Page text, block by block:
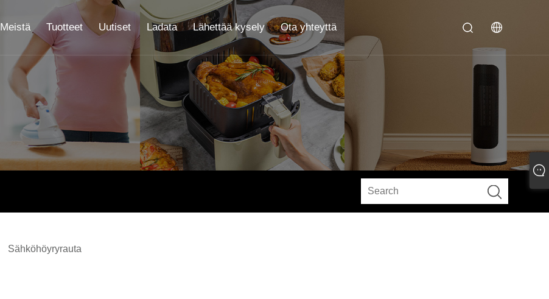
Meistä Tuotteet Uutiset Ladata Lähettää kysely Ota yhteyttä
Sähköhöyryrauta